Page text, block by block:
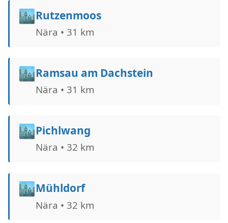
🏙️Rutzenmoos
Nära • 31 km
🏙️Ramsau am Dachstein
Nära • 31 km
🏙️Pichlwang
Nära • 32 km
🏙️Mühldorf
Nära • 32 km